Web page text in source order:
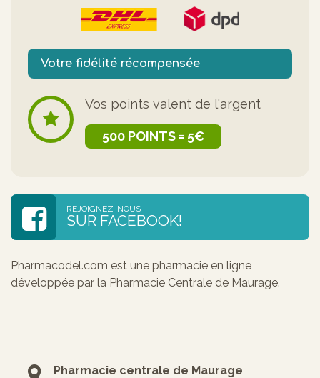
Votre fidélité récompensée
Vos points valent de l'argent
500 POINTS = 5€
REJOIGNEZ-NOUS
SUR FACEBOOK!
Pharmacodel.com est une pharmacie en ligne
développée par la Pharmacie Centrale de Maurage.
Pharmacie centrale de Maurage